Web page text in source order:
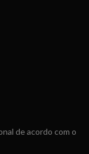
de acordo com o